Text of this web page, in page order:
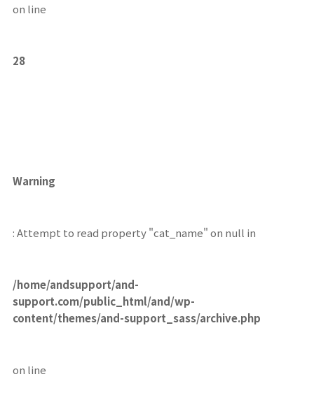
on line
28
Warning
: Attempt to read property "cat_name" on null in
/home/andsupport/and-
support.com/public_html/and/wp-
content/themes/and-support_sass/archive.php
on line